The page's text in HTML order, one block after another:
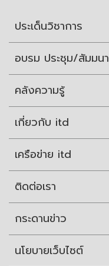
ประเด็นวิชาการ
อบรม ประชุม/สัมมนา
คลังความรู้
เกี่ยวกับ itd
เครือข่าย itd
ติดต่อเรา
กระดานข่าว
นโยบายเว็บไซต์